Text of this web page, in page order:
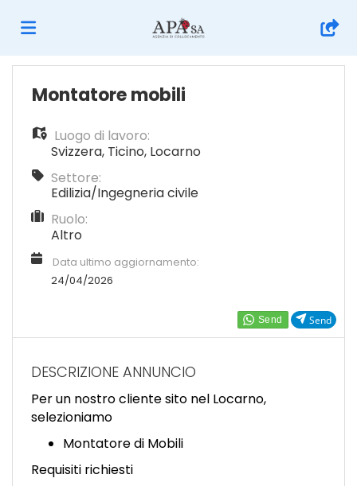
Home
Offerte
di
Carica
FR
IT
Send
Montatore mobili
Luogo di lavoro:
Svizzera, Ticino, Locarno
Settore:
Edilizia/Ingegneria civile
Ruolo:
Altro
Data ultimo aggiornamento:
24/04/2026
DESCRIZIONE ANNUNCIO
Per un nostro cliente sito nel Locarno,
selezioniamo
Montatore di Mobili
Requisiti richiesti